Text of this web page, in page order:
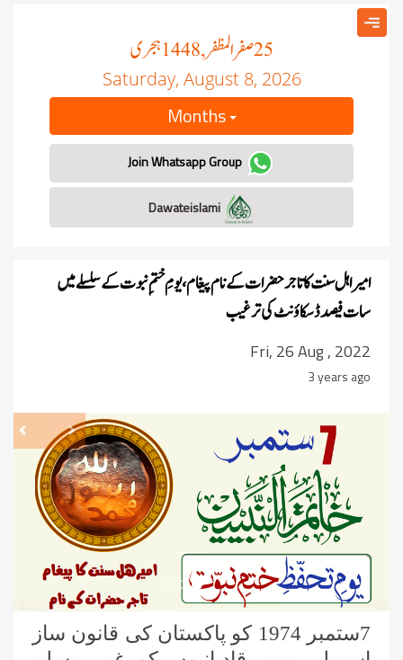
25صفر المظفر, 1448 ہجری
Saturday, August 8, 2026
Months
Join Whatsapp Group
امیر اہل سنت کا تاجر حضرات کے نام پیغام، یومِ ختمِ نبوت کے سلسلے میں
سات فیصد ڈسکاؤنٹ کی ترغیب
Fri, 26 Aug , 2022
3 years ago
Next
7ستمبر 1974 کو پاکستان کی قانون ساز